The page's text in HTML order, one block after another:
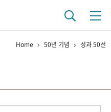
Home 50년 기념 성과 50선